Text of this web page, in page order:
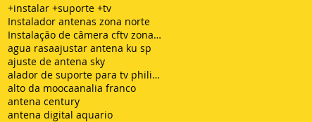
+instalar +suporte +tv
Instalador antenas zona norte
Instalação de câmera cftv zona leste sp
agua rasaajustar antena ku sp
ajuste de antena sky
alador de suporte para tv philips
alto da moocaanalia franco
antena century
antena digital aquario